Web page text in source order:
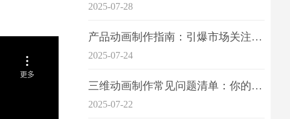
2025-07-28
产品动画制作指南：引爆市场关注的视觉引擎
2025-07-24
三维动画制作常见问题清单：你的项目是否踩中这6大技术雷区？
2025-07-22